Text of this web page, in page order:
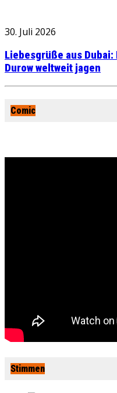
30. Juli 2026
Liebesgrüße aus
Durow weltweit jagen
Comic
Stimmen